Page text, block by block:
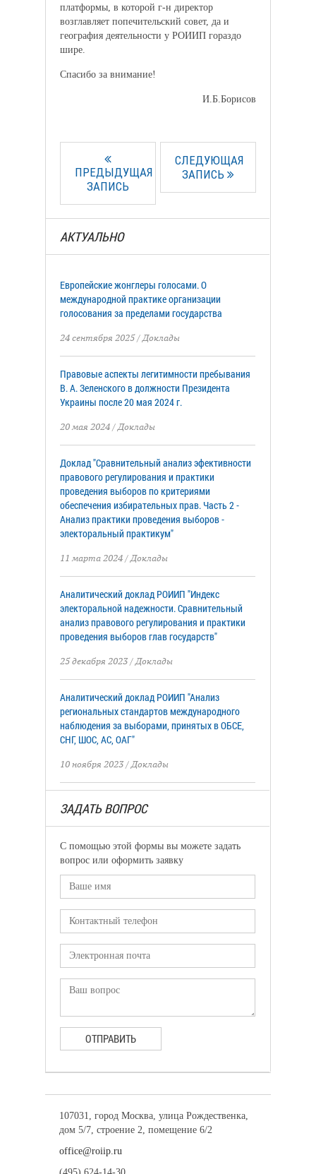
платформы, в которой г-н директор
возглавляет попечительский совет, да и
география деятельности у РОИИП гораздо
шире.
Спасибо за внимание!
И.Б.Борисов
ПРЕДЫДУЩАЯ
ЗАПИСЬ
СЛЕДУЮЩАЯ
ЗАПИСЬ
АКТУАЛЬНО
Европейские жонглеры голосами. О
международной практике организации
голосования за пределами государства
24 сентября 2025/Доклады
Правовые аспекты легитимности пребывания
В. А. Зеленского в должности Президента
Украины после 20 мая 2024 г.
20 мая 2024 /Доклады
Доклад "Сравнительный анализ эфективности
правового регулирования и практики
проведения выборов по критериями
обеспечения избирательных прав. Часть 2 -
Анализ практики проведения выборов -
электоральный практикум"
11 марта 2024 /Доклады
Аналитический доклад РОИИП "Индекс
электоральной надежности. Сравнительный
анализ правового регулирования и практики
проведения выборов глав государств"
25 декабря 2023 /Доклады
Аналитический доклад РОИИП "Анализ
региональных стандартов международного
наблюдения за выборами, принятых в ОБСЕ,
СНГ, ШОС, АС, ОАГ"
10 ноября 2023 /Доклады
ЗАДАТЬ ВОПРОС
С помощью этой формы вы можете задать
вопрос или оформить заявку
ОТПРАВИТЬ
107031, город Москва, улица Рождественка,
дом 5/7, строение 2, помещение 6/2
office@roiip.ru